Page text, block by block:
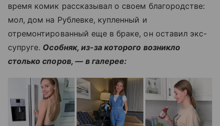
время комик рассказывал о своем благородстве:
мол, дом на Рублевке, купленный и
отремонтированный еще в браке, он оставил экс-
супруге. Особняк, из-за которого возникло
столько споров, — в галерее: